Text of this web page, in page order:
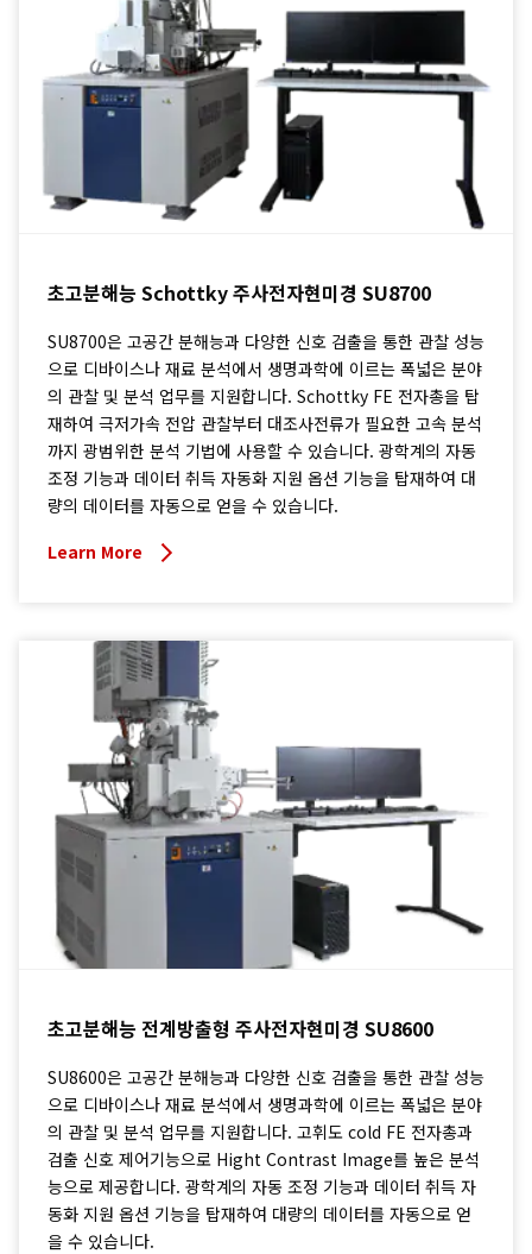
초고분해능 Schottky 주사전자현미경 SU8700
SU8700은 고공간 분해능과 다양한 신호 검출을 통한 관찰 성능
으로 디바이스나 재료 분석에서 생명과학에 이르는 폭넓은 분야
의 관찰 및 분석 업무를 지원합니다. Schottky FE 전자총을 탑
재하여 극저가속 전압 관찰부터 대조사전류가 필요한 고속 분석
까지 광범위한 분석 기법에 사용할 수 있습니다. 광학계의 자동
조정 기능과 데이터 취득 자동화 지원 옵션 기능을 탑재하여 대
량의 데이터를 자동으로 얻을 수 있습니다.
Learn More
초고분해능 전계방출형 주사전자현미경 SU8600
SU8600은 고공간 분해능과 다양한 신호 검출을 통한 관찰 성능
으로 디바이스나 재료 분석에서 생명과학에 이르는 폭넓은 분야
의 관찰 및 분석 업무를 지원합니다. 고휘도 cold FE 전자총과
검출 신호 제어기능으로 Hight Contrast Image를 높은 분석
능으로 제공합니다. 광학계의 자동 조정 기능과 데이터 취득 자
동화 지원 옵션 기능을 탑재하여 대량의 데이터를 자동으로 얻
을 수 있습니다.